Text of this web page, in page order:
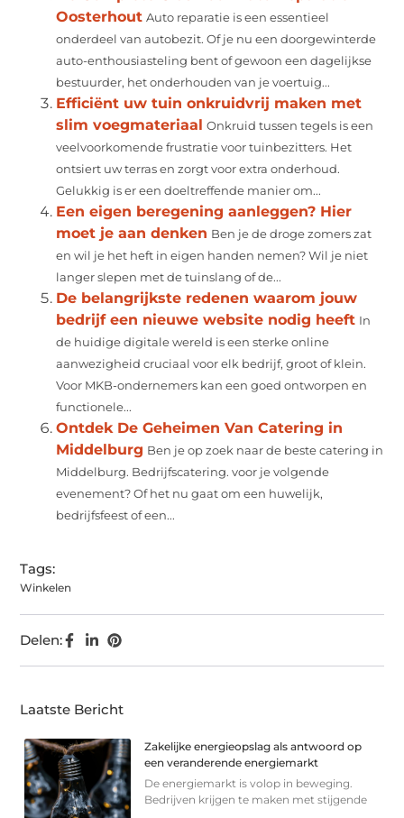
Oosterhout Auto reparatie is een essentieel
onderdeel van autobezit. Of je nu een doorgewinterde
auto-enthousiasteling bent of gewoon een dagelijkse
bestuurder, het onderhouden van je voertuig...
Efficiënt uw tuin onkruidvrij maken met
slim voegmateriaal Onkruid tussen tegels is een
veelvoorkomende frustratie voor tuinbezitters. Het
ontsiert uw terras en zorgt voor extra onderhoud.
Gelukkig is er een doeltreffende manier om...
Een eigen beregening aanleggen? Hier
moet je aan denken Ben je de droge zomers zat
en wil je het heft in eigen handen nemen? Wil je niet
langer slepen met de tuinslang of de...
De belangrijkste redenen waarom jouw
bedrijf een nieuwe website nodig heeft In
de huidige digitale wereld is een sterke online
aanwezigheid cruciaal voor elk bedrijf, groot of klein.
Voor MKB-ondernemers kan een goed ontworpen en
functionele...
Ontdek De Geheimen Van Catering in
Middelburg Ben je op zoek naar de beste catering in
Middelburg. Bedrijfscatering. voor je volgende
evenement? Of het nu gaat om een huwelijk,
bedrijfsfeest of een...
Tags:
Winkelen
Delen:
Laatste Bericht
Zakelijke energieopslag als antwoord op
een veranderende energiemarkt
De energiemarkt is volop in beweging.
Bedrijven krijgen te maken met stijgende